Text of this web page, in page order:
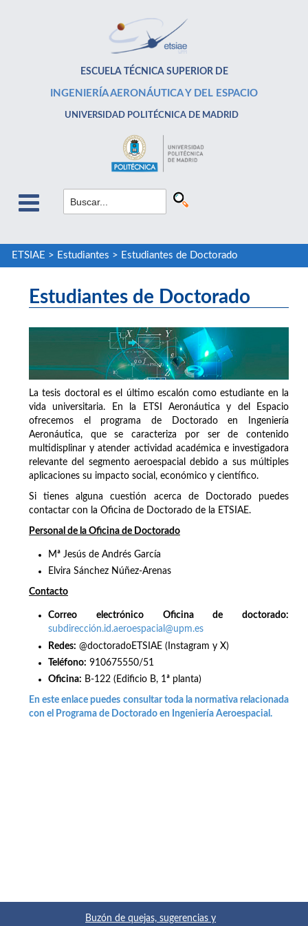
ESCUELA TÉCNICA SUPERIOR DE
INGENIERÍA AERONÁUTICA Y DEL ESPACIO
UNIVERSIDAD POLITÉCNICA DE MADRID
ETSIAE > Estudiantes > Estudiantes de Doctorado
Estudiantes de Doctorado
La tesis doctoral es el último escalón como estudiante en la
vida universitaria. En la ETSI Aeronáutica y del Espacio
ofrecemos el programa de Doctorado en Ingeniería
Aeronáutica, que se caracteriza por ser de contenido
multidisplinar y atender actividad académica e investigadora
relevante del segmento aeroespacial debido a sus múltiples
aplicaciones su impacto social, económico y científico.
Si tienes alguna cuestión acerca de Doctorado puedes
contactar con la Oficina de Doctorado de la ETSIAE.
Personal de la Oficina de Doctorado
Mª Jesús de Andrés García
Elvira Sánchez Núñez-Arenas
Contacto
Correo electrónico Oficina de doctorado:
subdirección.id.aeroespacial@upm.es
Redes: @doctoradoETSIAE (Instagram y X)
Teléfono: 910675550/51
Oficina: B-122 (Edificio B, 1ª planta)
En este enlace puedes consultar toda la normativa relacionada
con el Programa de Doctorado en Ingeniería Aeroespacial.
Buzón de quejas, sugerencias y